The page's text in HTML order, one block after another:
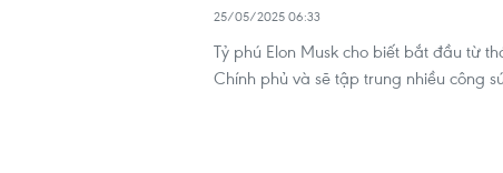
25/05/2025 06:33
Tỷ phú Elon Musk cho biết bắt đầu từ
Chính phủ và sẽ tập trung nhiều công